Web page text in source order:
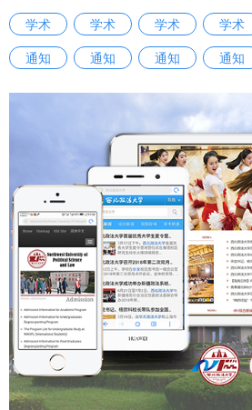
学术 学术 学术 学术
通知
通知 通知 通知